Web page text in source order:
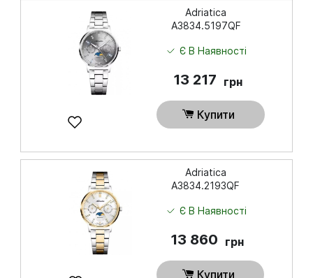
Adriatica
A3834.5197QF
Є В Наявності
13 217 грн
Купити
Adriatica
A3834.2193QF
Є В Наявності
13 860 грн
Купити